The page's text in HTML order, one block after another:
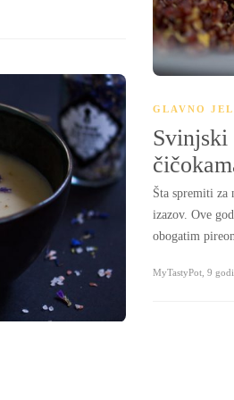
GLAVNO
Svinjski
Šta spremiti za
izazov. Ove
obogatim
MyTastyPot 9